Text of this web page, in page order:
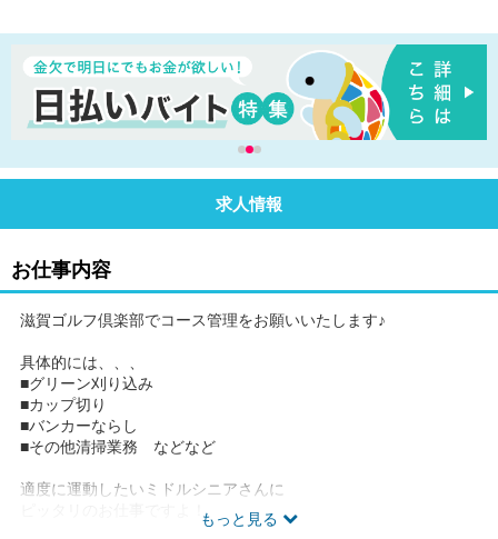
求人情報
お仕事内容
もっと見る
滋賀ゴルフ倶楽部でコース管理をお願いいたします♪
具体的には、、、
■グリーン刈り込み
■カップ切り
■バンカーならし
■その他清掃業務 などなど
適度に運動したいミドルシニアさんに
ピッタリのお仕事ですよ！